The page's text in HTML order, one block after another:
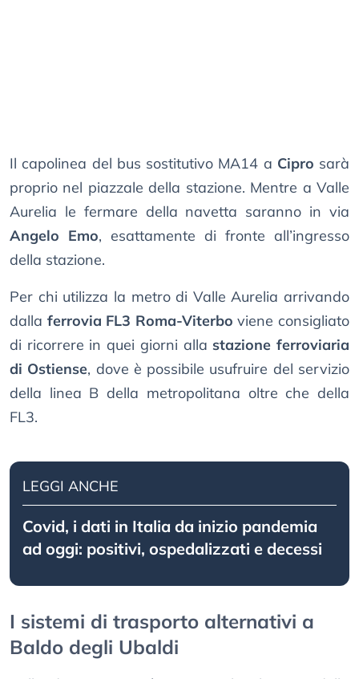
Il capolinea del bus sostitutivo MA14 a Cipro sarà
proprio nel piazzale della stazione. Mentre a Valle
Aurelia le fermare della navetta saranno in via
Angelo Emo, esattamente di fronte all’ingresso
della stazione.
Per chi utilizza la metro di Valle Aurelia arrivando
dalla ferrovia FL3 Roma-Viterbo viene consigliato
di ricorrere in quei giorni alla stazione ferroviaria
di Ostiense, dove è possibile usufruire del servizio
della linea B della metropolitana oltre che della
FL3.
LEGGI ANCHE
Covid, i dati in Italia da inizio pandemia
ad oggi: positivi, ospedalizzati e decessi
I sistemi di trasporto alternativi a
Baldo degli Ubaldi